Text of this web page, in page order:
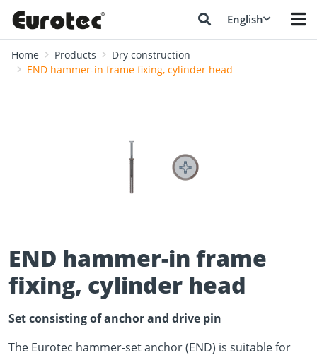
English
Home Products
Dry construction
END hammer-in frame fixing, cylinder head
END hammer-in frame
fixing, cylinder head
Set consisting of anchor and drive pin
The Eurotec hammer-set anchor (END) is suitable for